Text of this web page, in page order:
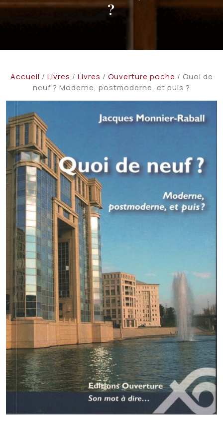
?
Accueil / Livres / Livres / Ouverture poche / Quoi de
neuf ? Moderne, postmoderne, et puis ?